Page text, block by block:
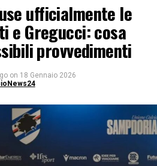
ufficialmente le
e Gregucci: cosa
provvedimenti
on 18 Gennaio 2026